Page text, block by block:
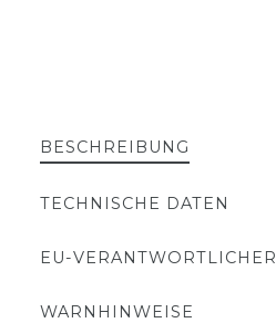
BESCHREIBUNG
TECHNISCHE DATEN
EU-VERANTWORTLICHER
WARNHINWEISE